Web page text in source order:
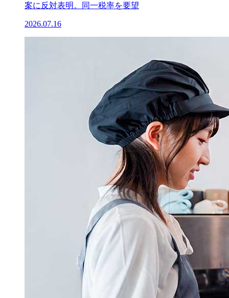
案に反対表明。同一税率を要望
2026.07.16